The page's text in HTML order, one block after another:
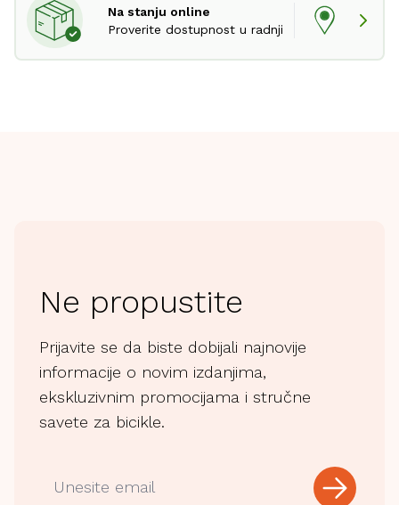
Na stanju online
Proverite dostupnost u radnji
Ne propustite
Prijavite se da biste dobijali najnovije
informacije o novim izdanjima,
ekskluzivnim promocijama i stručne
savete za bicikle.